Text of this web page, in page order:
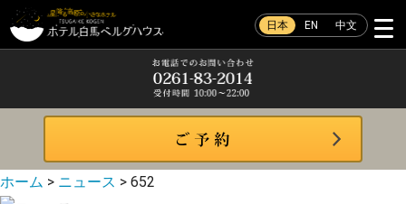
日本 EN 中文
ホーム > ニュース > 652